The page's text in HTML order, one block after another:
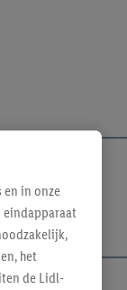
en in onze
het
de Lidl-